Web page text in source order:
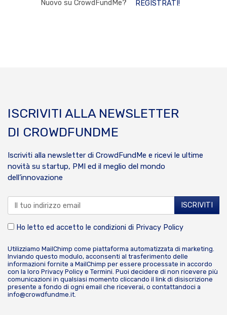
Nuovo su CrowdFundMe? REGISTRATI!
ISCRIVITI ALLA NEWSLETTER
DI CROWDFUNDME
Iscriviti alla newsletter di CrowdFundMe e ricevi le ultime
novità su startup, PMI ed il meglio del mondo
dell’innovazione
Ho letto ed accetto le condizioni di Privacy Policy
Utilizziamo MailChimp come piattaforma automatizzata di marketing.
Inviando questo modulo, acconsenti al trasferimento delle
informazioni fornite a MailChimp per essere processate in accordo
con la loro Privacy Policy e Termini. Puoi decidere di non ricevere più
comunicazioni in qualsiasi momento cliccando il link di disiscrizione
presente a fondo di ogni email che riceverai, o contattandoci a
info@crowdfundme.it.